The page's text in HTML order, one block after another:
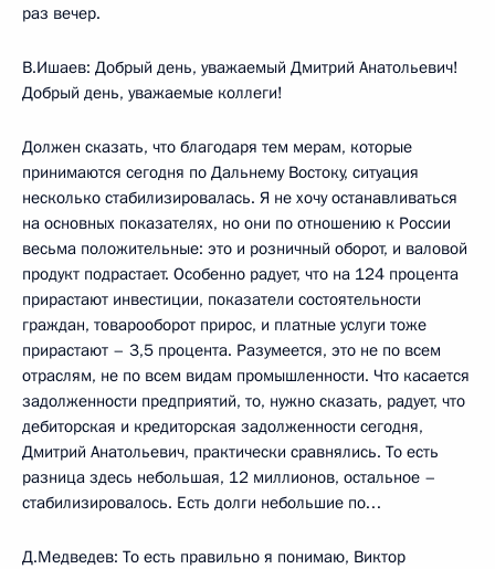
раз вечер.
В.Ишаев: Добрый день, уважаемый Дмитрий Анатольевич!
Добрый день, уважаемые коллеги!
Должен сказать, что благодаря тем мерам, которые
принимаются сегодня по Дальнему Востоку, ситуация
несколько стабилизировалась. Я не хочу останавливаться
на основных показателях, но они по отношению к России
весьма положительные: это и розничный оборот, и валовой
продукт подрастает. Особенно радует, что на 124 процента
прирастают инвестиции, показатели состоятельности
граждан, товарооборот прирос, и платные услуги тоже
прирастают – 3,5 процента. Разумеется, это не по всем
отраслям, не по всем видам промышленности. Что касается
задолженности предприятий, то, нужно сказать, радует, что
дебиторская и кредиторская задолженности сегодня,
Дмитрий Анатольевич, практически сравнялись. То есть
разница здесь небольшая, 12 миллионов, остальное –
стабилизировалось. Есть долги небольшие по…
Д.Медведев: То есть правильно я понимаю, Виктор